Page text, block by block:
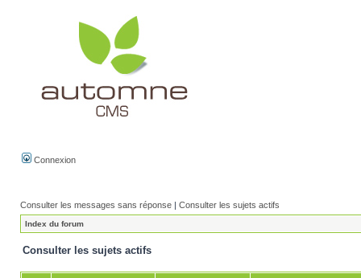
Connexion
Consulter les messages sans réponse | Consulter les sujets actifs
Index du forum
Consulter les sujets actifs